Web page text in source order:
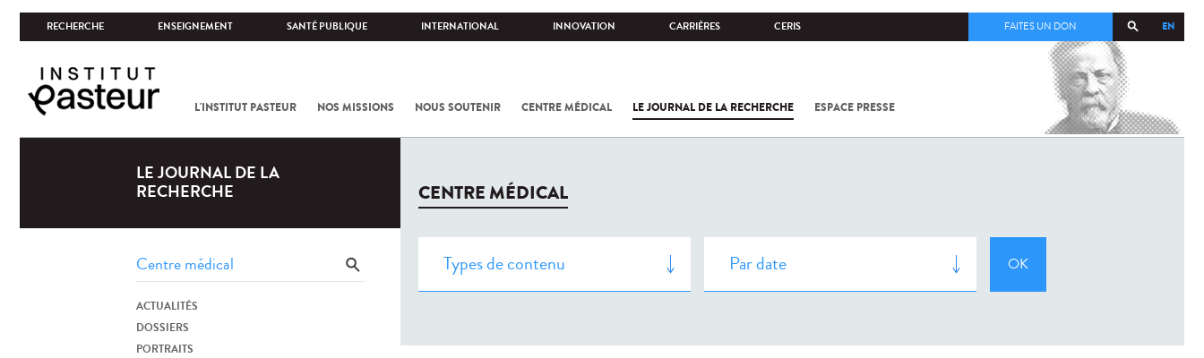
RECHERCHE ENSEIGNEMENT SANTÉ PUBLIQUE INTERNATIONAL INNOVATION CARRIÈRES CERIS EN
FAITES UN DON
L'INSTITUT PASTEUR NOS MISSIONS NOUS SOUTENIR CENTRE MÉDICAL LE JOURNAL DE LA RECHERCHE ESPACE PRESSE
COV-2 /
LE JOURNAL DE LA
RECHERCHE
ACTUALITÉS
DOSSIERS
PORTRAITS
CENTRE MÉDICAL